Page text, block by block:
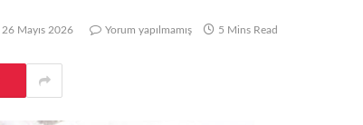
26 Mayıs 2026 Yorum yapılmamış 5 Mins Read